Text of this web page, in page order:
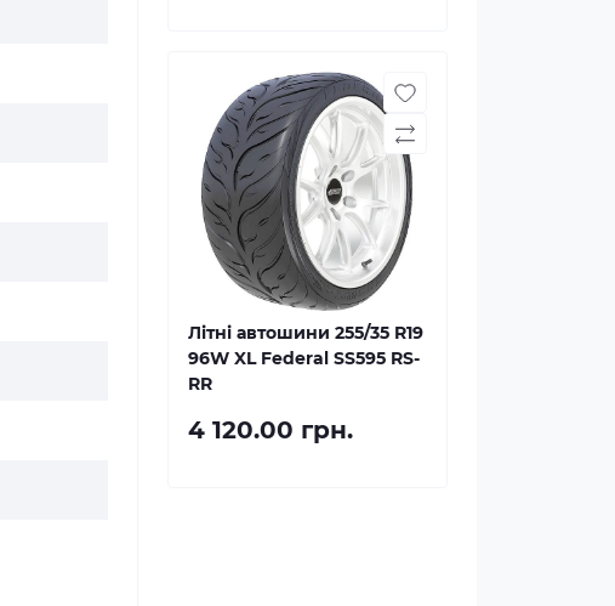
Літні автошини 255/35 R19
96W XL Federal SS595 RS-
RR
4 120.00 грн.